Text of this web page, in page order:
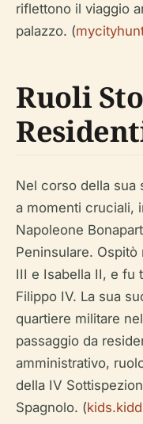
riflettono il viaggio
palazzo. (
Ruoli
Nel corso della sua
a momenti cruciali,
Napoleone
Peninsulare.
III e Isabella II, e fu
Filippo IV. La sua
quartiere militare
passaggio da
amministrativo,
della IV
Spagnolo. (